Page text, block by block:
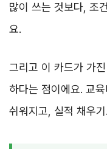
많이 쓰는 것보다, 조
요.
그리고 이 카드가 가
하다는 점이에요. 교
쉬워지고, 실적 채우